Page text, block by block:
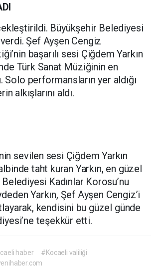
Büyükşehir Belediyesi
Şef Ayşen Cengiz
başarılı sesi Çiğdem Yarkın
Türk Sanat Müziğinin en
performansların yer aldığı
alkışlarını aldı.
sevilen sesi Çiğdem Yarkın
taht kuran Yarkın, en güzel
Kadınlar Korosu’nu
Yarkın, Şef Ayşen Cengiz’i
kendisini bu güzel günde
teşekkür etti.
haber
#Kocaeli valiliği